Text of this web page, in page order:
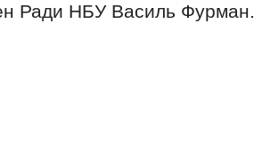
Ради НБУ Василь Фурман.